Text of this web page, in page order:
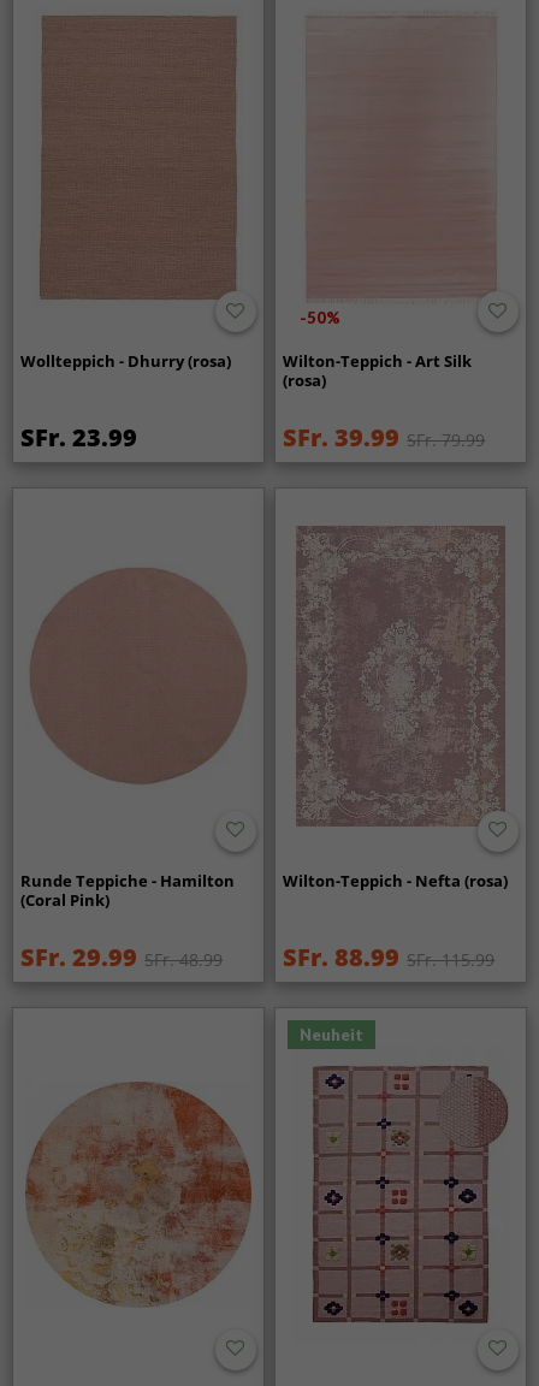
Wollteppich - Dhurry (rosa)
SFr. 23.99
-50%
Wilton-Teppich - Art Silk
(rosa)
SFr. 39.99 SFr. 79.99
Runde Teppiche - Hamilton
(Coral Pink)
SFr. 29.99 SFr. 48.99
Wilton-Teppich - Nefta (rosa)
SFr. 88.99 SFr. 115.99
Neuheit